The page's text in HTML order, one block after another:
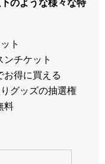
のような様々な特
ト
ンチケット
お得に買える
グッズの抽選権
料